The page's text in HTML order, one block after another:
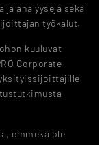
analyysejä sekä
työkalut.
kuuluvat
Corporate
emmekä ole